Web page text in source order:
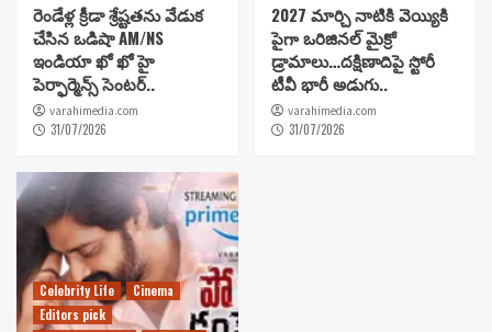
రెండేళ్ల క్రీడా శ్రేష్టతను వేడుక
చేసిన ఒడిషా AM/NS
ఇండియా ఖో ఖో హై
పెర్ఫార్మెన్స్ సెంటర్..
varahimedia.com
31/07/2026
2027 మార్చి నాటికి వెయ్యికి
పైగా ఒరిజినల్ మైక్రో
డ్రామాలు…దక్షిణాదిపై స్టోరీ
టీవీ భారీ అడుగు..
varahimedia.com
31/07/2026
Celebrity Life
Cinema
Editors pick